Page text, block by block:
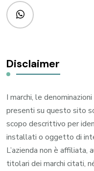
Disclaimer
I marchi, le
presenti su questo sito
scopo descrittivo per
installati o oggetto di
L’azienda non è
titolari dei marchi citati,